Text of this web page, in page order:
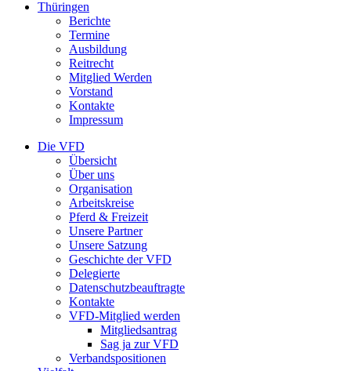
Thüringen
Berichte
Termine
Ausbildung
Reitrecht
Mitglied Werden
Vorstand
Kontakte
Impressum
Die VFD
Übersicht
Über uns
Organisation
Arbeitskreise
Pferd & Freizeit
Unsere Partner
Unsere Satzung
Geschichte der VFD
Delegierte
Datenschutzbeauftragte
Kontakte
VFD-Mitglied werden
Mitgliedsantrag
Sag ja zur VFD
Verbandspositionen